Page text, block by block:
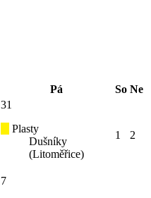
Pá So Ne
31
Plasty
Dušníky
(Litoměřice)
1 2
7